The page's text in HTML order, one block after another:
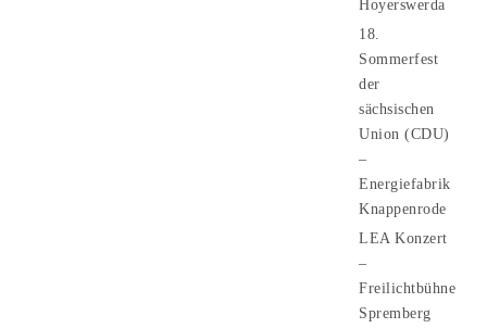
Hoyerswerda
18.
Sommerfest
der
sächsischen
Union (CDU)
–
Energiefabrik
Knappenrode
LEA Konzert
–
Freilichtbühne
Spremberg